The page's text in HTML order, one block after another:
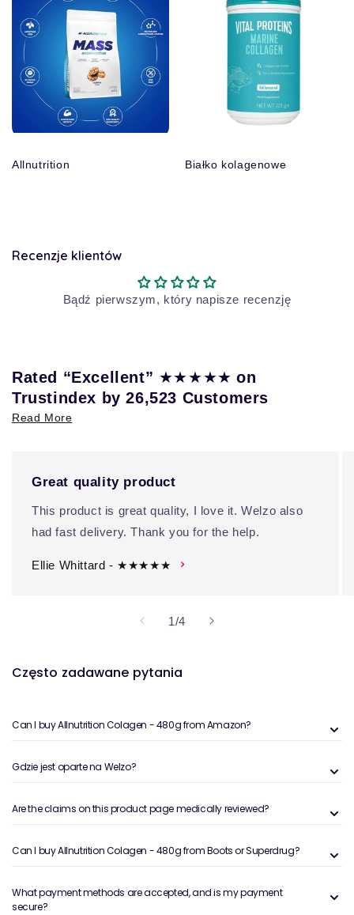
Allnutrition Białko kolagenowe
Recenzje klientów
Bądź pierwszym, który napisze recenzję
Rated “Excellent” ★★★★★on
Trustindex by 26,523 Customers
Read More
Great quality product
This product is great quality, I love it. Welzo also
had fast delivery. Thank you for the help.
Ellie Whittard - ★★★★★
1/z4
Często zadawane pytania
Can I buy Allnutrition Colagen - 480g from Amazon?
Gdzie jest oparte na Welzo?
Are the claims on this product page medically reviewed?
Can I buy Allnutrition Colagen - 480g from Boots or Superdrug?
What payment methods are accepted, and is my payment
secure?